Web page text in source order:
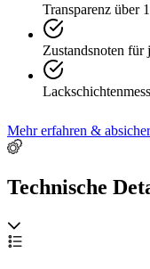
Transparenz über
Zustandsnoten für
Mehr erfahren &
Technische